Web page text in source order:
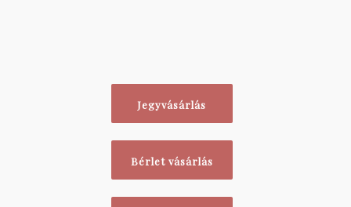
Jegyvásárlás
Bérlet vásárlás